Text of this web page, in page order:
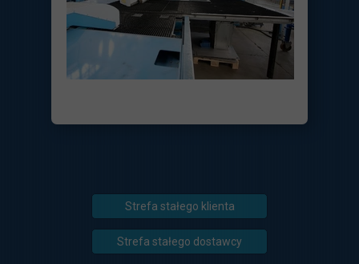
Strefa stałego klienta
Strefa stałego dostawcy